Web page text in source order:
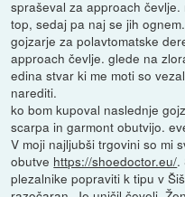
spraševal za approach
top, sedaj pa naj se jih
gojzarje za polavtomatske
approach čevlje. glede na
edina stvar ki me moti so
narediti.
ko bom kupoval naslednje
scarpa in garmont obutvijo.
V moji najljubši trgovini so mi
obutve https://shoedoctor.eu/.
plezalnike popraviti k tipu v